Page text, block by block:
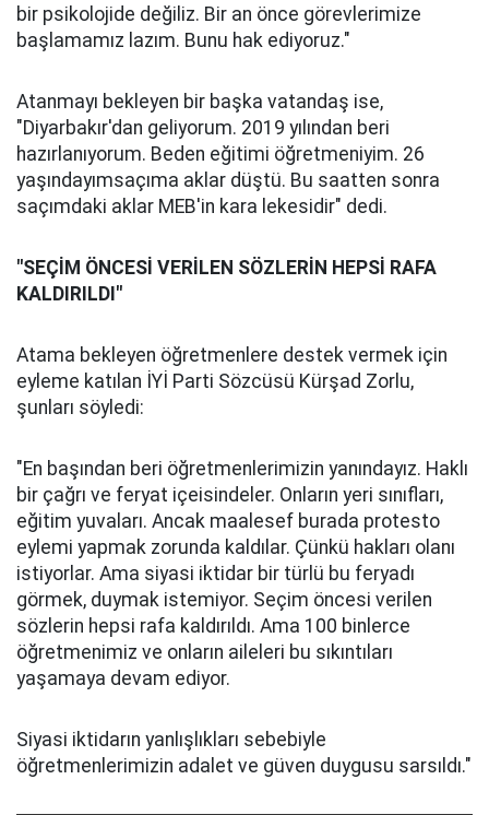
bir psikolojide değiliz. Bir an önce görevlerimize
başlamamız lazım. Bunu hak ediyoruz."
Atanmayı bekleyen bir başka vatandaş ise,
"Diyarbakır'dan geliyorum. 2019 yılından beri
hazırlanıyorum. Beden eğitimi öğretmeniyim. 26
yaşındayımsaçıma aklar düştü. Bu saatten sonra
saçımdaki aklar MEB'in kara lekesidir" dedi.
"SEÇİM ÖNCESİ VERİLEN SÖZLERİN HEPSİ RAFA
KALDIRILDI"
Atama bekleyen öğretmenlere destek vermek için
eyleme katılan İYİ Parti Sözcüsü Kürşad Zorlu,
şunları söyledi:
"En başından beri öğretmenlerimizin yanındayız. Haklı
bir çağrı ve feryat içeisindeler. Onların yeri sınıfları,
eğitim yuvaları. Ancak maalesef burada protesto
eylemi yapmak zorunda kaldılar. Çünkü hakları olanı
istiyorlar. Ama siyasi iktidar bir türlü bu feryadı
görmek, duymak istemiyor. Seçim öncesi verilen
sözlerin hepsi rafa kaldırıldı. Ama 100 binlerce
öğretmenimiz ve onların aileleri bu sıkıntıları
yaşamaya devam ediyor.
Siyasi iktidarın yanlışlıkları sebebiyle
öğretmenlerimizin adalet ve güven duygusu sarsıldı."